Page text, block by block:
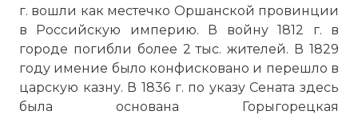
г. вошли как местечко Оршанской провинции
в Российскую империю. В войну 1812 г. в
городе погибли более 2 тыс. жителей. В 1829
году имение было конфисковано и перешло в
царскую казну. В 1836 г. по указу Сената здесь
была основана Горыгорецкая